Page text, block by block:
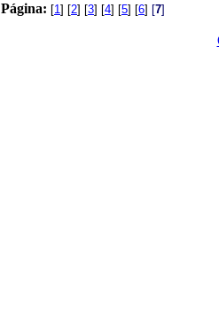
Página: [1] [2] [3] [4] [5] [6] [7]